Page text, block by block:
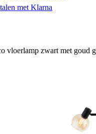
met Klarna
vloerlamp zwart met goud